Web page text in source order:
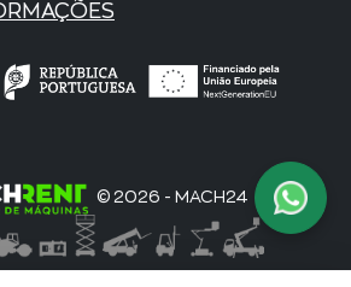
© 2026 - MACH24